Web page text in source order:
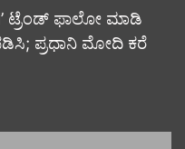
ಟ್ರೆಂಡ್ ಫಾಲೋ ಮಾಡಿ
ಪ್ರಧಾನಿ ಮೋದಿ ಕರೆ